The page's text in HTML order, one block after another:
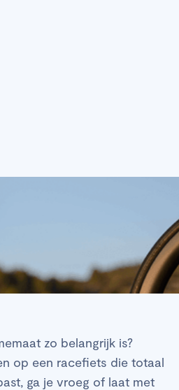
zo belangrijk is?
op een racefiets die totaal
ga je vroeg of laat met